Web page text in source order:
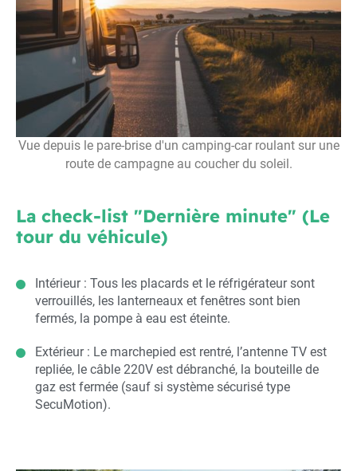
La check-list "Dernière minute" (Le
tour du véhicule)
Intérieur : Tous les placards et le réfrigérateur sont
verrouillés, les lanterneaux et fenêtres sont bien
fermés, la pompe à eau est éteinte.
Extérieur : Le marchepied est rentré, l’antenne TV est
repliée, le câble 220V est débranché, la bouteille de
gaz est fermée (sauf si système sécurisé type
SecuMotion).
Vue depuis le pare-brise d'un camping-car roulant sur une
route de campagne au coucher du soleil.